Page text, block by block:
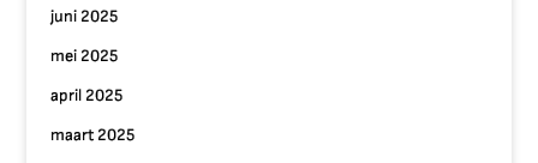
juni 2025
mei 2025
april 2025
maart 2025